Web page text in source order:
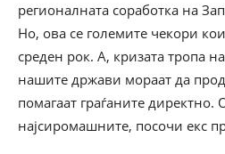
регионалната соработка на
Но, ова се големите чекори
среден рок. А, кризата тропа
нашите држави мораат да
помагаат граѓаните
најсиромашните, посочи екс